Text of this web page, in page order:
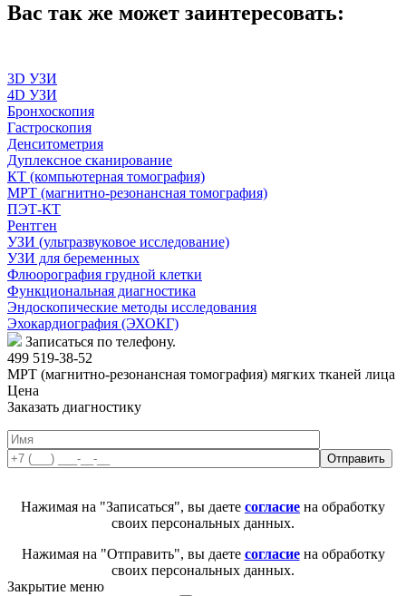
Вас так же может заинтересовать:
3D УЗИ
4D УЗИ
Бронхоскопия
Гастроскопия
Денситометрия
Дуплексное сканирование
КТ (компьютерная томография)
МРТ (магнитно-резонансная томография)
ПЭТ-КТ
Рентген
УЗИ (ультразвуковое исследование)
УЗИ для беременных
Флюорография грудной клетки
Функциональная диагностика
Эндоскопические методы исследования
Эхокардиография (ЭХОКГ)
Записаться по телефону.
499 519-38-52
МРТ (магнитно-резонансная томография) мягких тканей лица
Цена
Заказать диагностику
Нажимая на "Записаться", вы даете согласие на обработку
своих персональных данных.
Нажимая на "Отправить", вы даете согласиена обработку
своих персональных данных.
Закрытие меню